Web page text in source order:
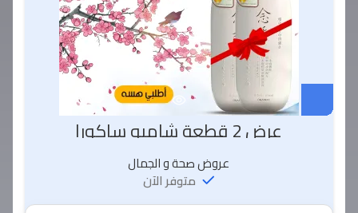
عرض 2 قطعة شامبو ساكورا
عروض صحة و الجمال
متوفر الآن